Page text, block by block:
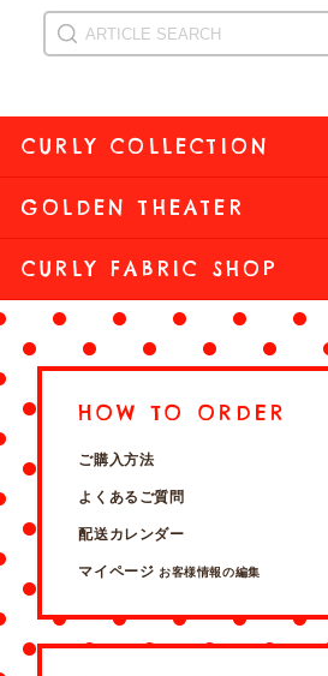
CURLY COLLECTION
GOLDEN THEATER
CURLY FABRIC SHOP
HOW TO ORDER
ご購入方法
よくあるご質問
配送カレンダー
マイページ お客様情報の編集